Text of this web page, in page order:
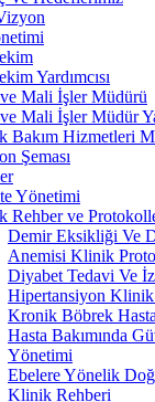
Yardımcısı
Mali İşler Müdürü
Mali İşler Müdür
Bakım Hizmetleri
Şeması
Yönetimi
Rehber ve
Demir Eksikliği Ve
Anemisi Klinik
Diyabet Tedavi Ve
Hipertansiyon
Kronik Böbrek
Hasta Bakımında
Yönetimi
Ebelere Yönelik
Klinik Rehberi